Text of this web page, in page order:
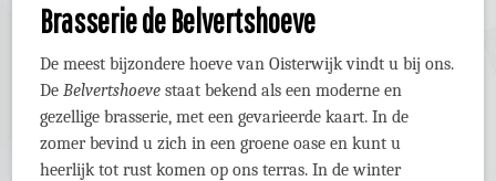
Brasserie de Belvertshoeve
De meest bijzondere hoeve van Oisterwijk vindt u bij ons.
DeBelvertshoevestaat bekend als een moderne en
gezellige brasserie, met een gevarieerde kaart. In de
zomer bevind u zich in een groene oase en kunt u
heerlijk tot rust komen op ons terras. In de winter